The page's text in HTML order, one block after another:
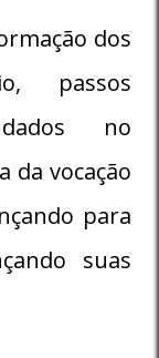
dos
passos
no
da vocação
para
suas